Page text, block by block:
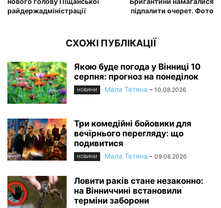
райдержадміністрації
підпалити очерет. Фото
СХОЖІ ПУБЛІКАЦІЇ
Якою буде погода у Вінниці 10
серпня: прогноз на понеділок
НОВИНИ Мала Тетяна - 10.08.2026
Три комедійні бойовики для
вечірнього перегляду: що
подивитися
НОВИНИ Мала Тетяна - 09.08.2026
Ловити раків стане незаконно:
на Вінниччині встановили
терміни заборони